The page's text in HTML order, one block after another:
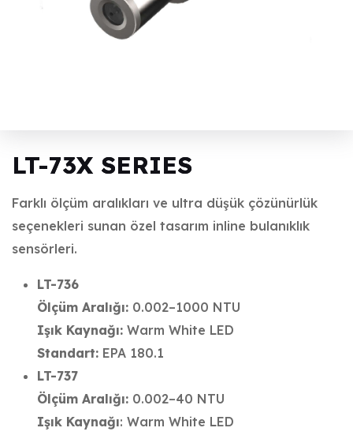
LT-73X SERIES
Farklı ölçüm aralıkları ve ultra düşük çözünürlük
seçenekleri sunan özel tasarım inline bulanıklık
sensörleri.
LT-736
Ölçüm Aralığı: 0.002–1000 NTU
Işık Kaynağı: Warm White LED
Standart: EPA 180.1
LT-737
Ölçüm Aralığı: 0.002–40 NTU
Işık Kaynağı: Warm White LED